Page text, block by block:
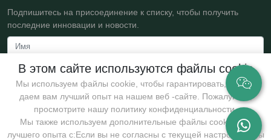
В этом сайте используются файлы cookie
Мы используем файлы cookie, чтобы гарантировать, что мы
даем вам лучший опыт на нашем веб -сайте. Пожалуйста,
просмотрите нашу политику конфиденциальности.
Мы также используем дополнительные файлы cookie для
лучшего опыта с:Если вы не согласны с текущей настройкой, вы
Подпишитесь на присоединение к списку, чтобы получить
последние инновации и новости.